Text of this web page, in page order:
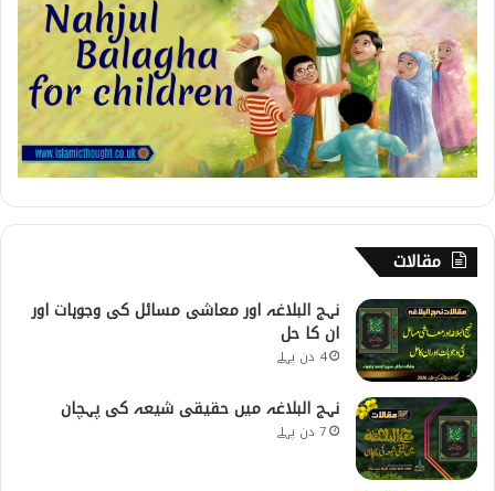
مقالات
نہج البلاغہ اور معاشی مسائل کی وجوہات اور
ان کا حل
4 دن پہلے
نہج البلاغہ میں حقیقی شیعہ کی پہچان
7 دن پہلے